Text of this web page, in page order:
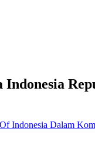
Indonesia Dalam